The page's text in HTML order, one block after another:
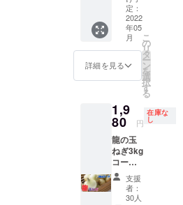
送方法
は運送
業者さ
んにお
願いし
ます。
ト締め
切り
後、随
時発送
しま
す。 賞
味期限
は、日
陰で段
発送方
法は運
送業者
さんに
お願い
しま
す。 発
送はプ
クト締
め切り
後、随
時発送
しま
す。 賞
味期限
は、日
陰で段
定：
2022
年05
月
詳細を見る
こ
の
リ
タ
ー
ン
を
選
択
す
る
1,9
80 円
在庫な
し
龍の玉
ねぎ3kg
コース
です！
個数
約9個で
支援
者：
30人